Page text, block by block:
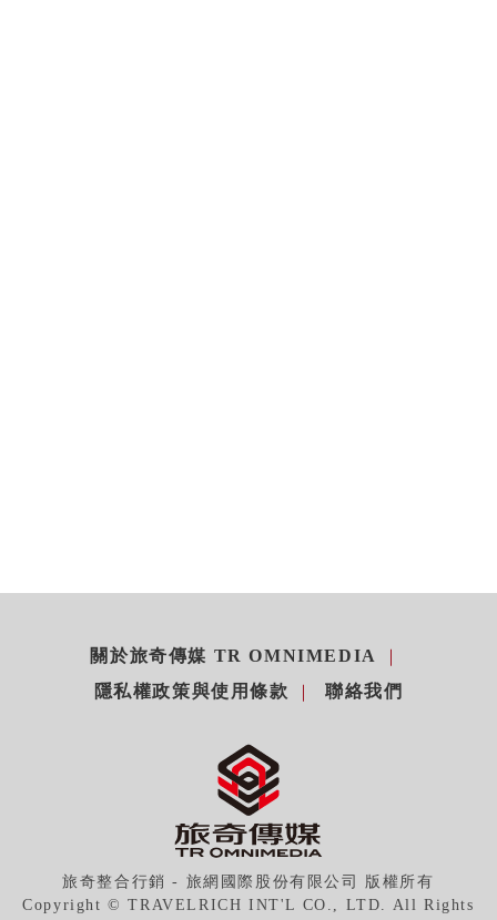
關於旅奇傳媒 TR OMNIMEDIA
隱私權政策與使用條款
聯絡我們
旅奇整合行銷 - 旅網國際股份有限公司 版權所有
Copyright © TRAVELRICH INT'L CO., LTD. All Rights